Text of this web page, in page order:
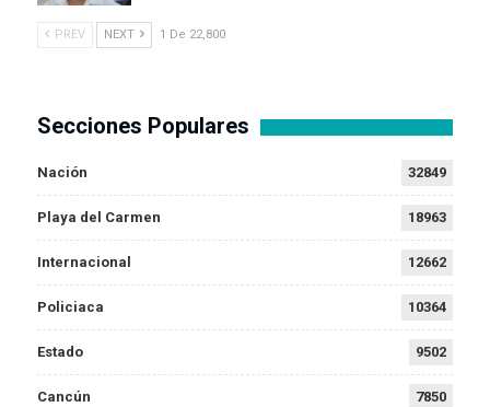
PREV NEXT 1 De 22,800
Secciones Populares
Nación 32849
Playa del Carmen 18963
Internacional 12662
Policiaca 10364
Estado 9502
Cancún 7850